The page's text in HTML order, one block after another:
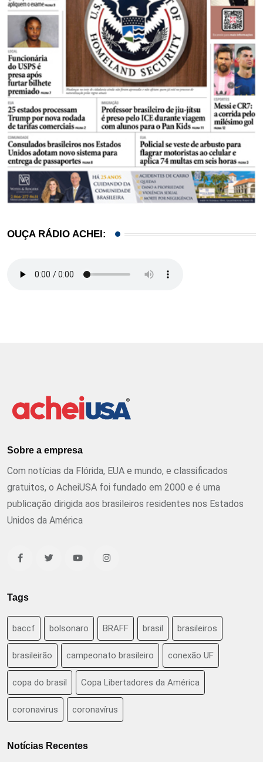
OUÇA RÁDIO ACHEI:
Sobre a empresa
Com notícias da Flórida, EUA e mundo, e classificados
gratuitos, o AcheiUSA foi fundado em 2000 e é uma
publicação dirigida aos brasileiros residentes nos Estados
Unidos da América
Tags
baccf bolsonaro BRAFF brasil brasileiros
brasileirão campeonato brasileiro conexão UF
copa do brasil Copa Libertadores da América
coronavirus coronavírus
Notícias Recentes